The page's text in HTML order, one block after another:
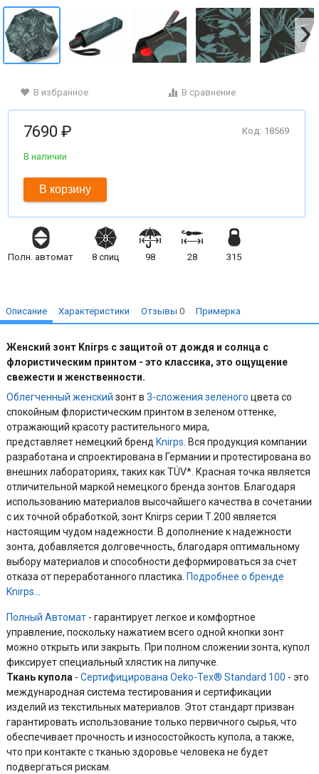
В избранное В сравнение
Код: 18569
7690 ₽
В наличии
В корзину
Полн. автомат 8 спиц 98 28 315
Описание
Женский зонт Knirps с защитой от дождя и солнца с
флористическим принтом - это классика, это ощущение
свежести и женственности.
Облегченный женский зонт в3-сложения зеленого цвета со
спокойным флористическим принтом в зеленом оттенке,
отражающий красоту растительного мира,
представляет немецкий брендKnirps . Вся продукция компании
разработана и спроектирована в Германии и протестирована во
внешних лабораториях, таких как TÜV*. Красная точка является
отличительной маркой немецкого бренда зонтов. Благодаря
использованию материалов высочайшего качества в сочетании
с их точной обработкой, зонт Knirps серии Т.200 является
настоящим чудом надежности. В дополнение к надежности
зонта, добавляется долговечность, благодаря оптимальному
выбору материалов и способности деформироваться за счет
отказа от переработанного пластика.Подробнее о бренде
Knirps..
Полный Автомат - гарантирует легкое и комфортное
управление, поскольку нажатием всего одной кнопки зонт
можно открыть или закрыть. При полном сложении зонта, купол
фиксирует специальный хлястик на липучке.
Ткань купола -Сертифицирована Oeko-Tex® Standard 100 - это
международная система тестирования и сертификации
изделий из текстильных материалов. Этот стандарт призван
гарантировать использование только первичного сырья, что
обеспечивает прочность и износостойкость купола, а также,
что при контакте с тканью здоровье человека не будет
подвергаться рискам.
Характеристики Отзывы0 Примерка